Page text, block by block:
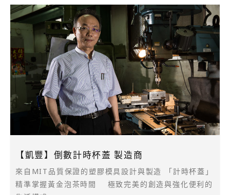
【凱豐】倒數計時杯蓋 製造商
來自MIT品質保證的塑膠模具設計與製造 「計時杯蓋」
精準掌握黃金泡茶時間 極致完美的創造與強化便利的